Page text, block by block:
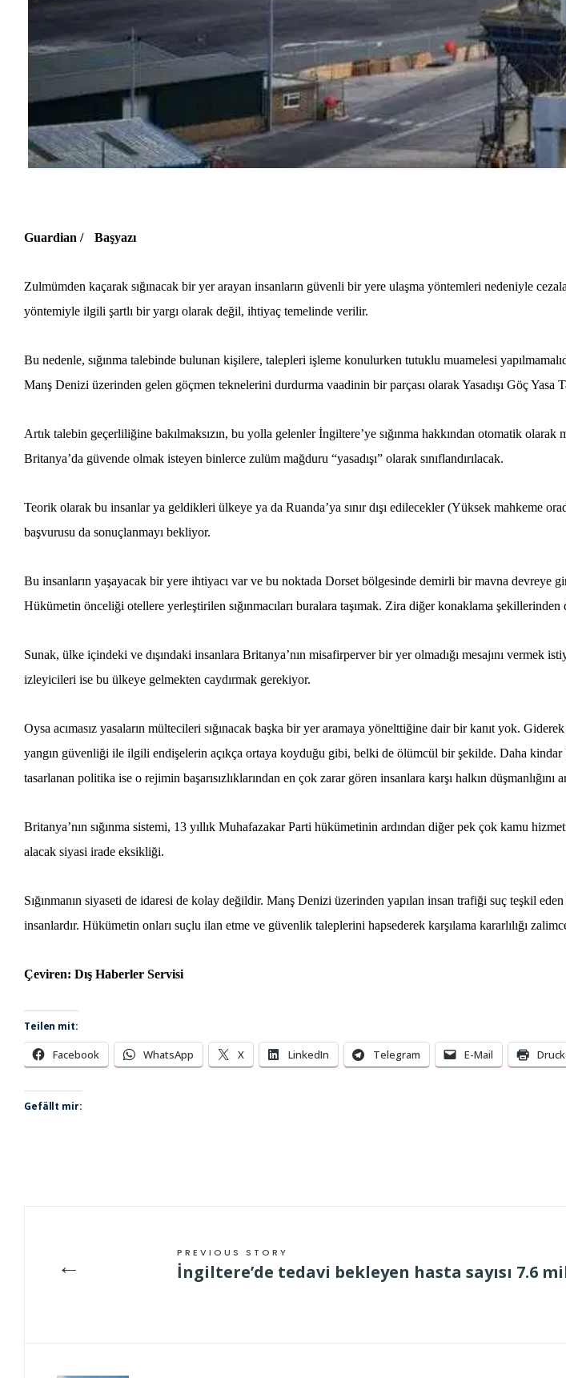
Guardian / Başyazı
Zulmümden kaçarak sığınacak bir yer arayan insanların güvenli bir yere ulaşma yöntemleri nedeniyle
yöntemiyle ilgili şartlı bir yargı olarak değil, ihtiyaç temelinde verilir.
Bu nedenle, sığınma talebinde bulunan kişilere, talepleri işleme konulurken tutuklu muamelesi
Manş Denizi üzerinden gelen göçmen teknelerini durdurma vaadinin bir parçası olarak Yasadışı Göç Yasa
Artık talebin geçerliliğine bakılmaksızın, bu yolla gelenler İngiltere’ye sığınma hakkından otomatik
Britanya’da güvende olmak isteyen binlerce zulüm mağduru “yasadışı” olarak sınıflandırılacak.
Teorik olarak bu insanlar ya geldikleri ülkeye ya da Ruanda’ya sınır dışı edilecekler (Yüksek mahkeme
başvurusu da sonuçlanmayı bekliyor.
Bu insanların yaşayacak bir yere ihtiyacı var ve bu noktada Dorset bölgesinde demirli bir mavna devreye
Hükümetin önceliği otellere yerleştirilen sığınmacıları buralara taşımak. Zira diğer konaklama
Sunak, ülke içindeki ve dışındaki insanlara Britanya’nın misafirperver bir yer olmadığı mesajını vermek
izleyicileri ise bu ülkeye gelmekten caydırmak gerekiyor.
Oysa acımasız yasaların mültecileri sığınacak başka bir yer aramaya yönelttiğine dair bir kanıt yok.
yangın güvenliği ile ilgili endişelerin açıkça ortaya koyduğu gibi, belki de ölümcül bir şekilde. Daha
tasarlanan politika ise o rejimin başarısızlıklarından en çok zarar gören insanlara karşı halkın düşmanlığını
Britanya’nın sığınma sistemi, 13 yıllık Muhafazakar Parti hükümetinin ardından diğer pek çok kamu
alacak siyasi irade eksikliği.
Sığınmanın siyaseti de idaresi de kolay değildir. Manş Denizi üzerinden yapılan insan trafiği suç teşkil
insanlardır. Hükümetin onları suçlu ilan etme ve güvenlik taleplerini hapsederek karşılama kararlılığı
Çeviren: Dış Haberler Servisi
Teilen mit:
Facebook WhatsApp X LinkedIn Telegram E-Mail
Gefällt mir:
← PREVIOUS STORY
İngiltere’de tedavi bekleyen hasta sayısı 7.6